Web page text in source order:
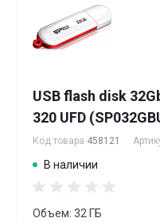
USB flash disk
320 UFD
Код товара 458121
В наличии
Объем: 32 ГБ